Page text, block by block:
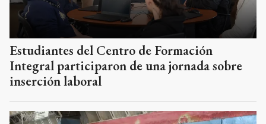
Estudiantes del Centro de Formación
Integral participaron de una jornada sobre
inserción laboral